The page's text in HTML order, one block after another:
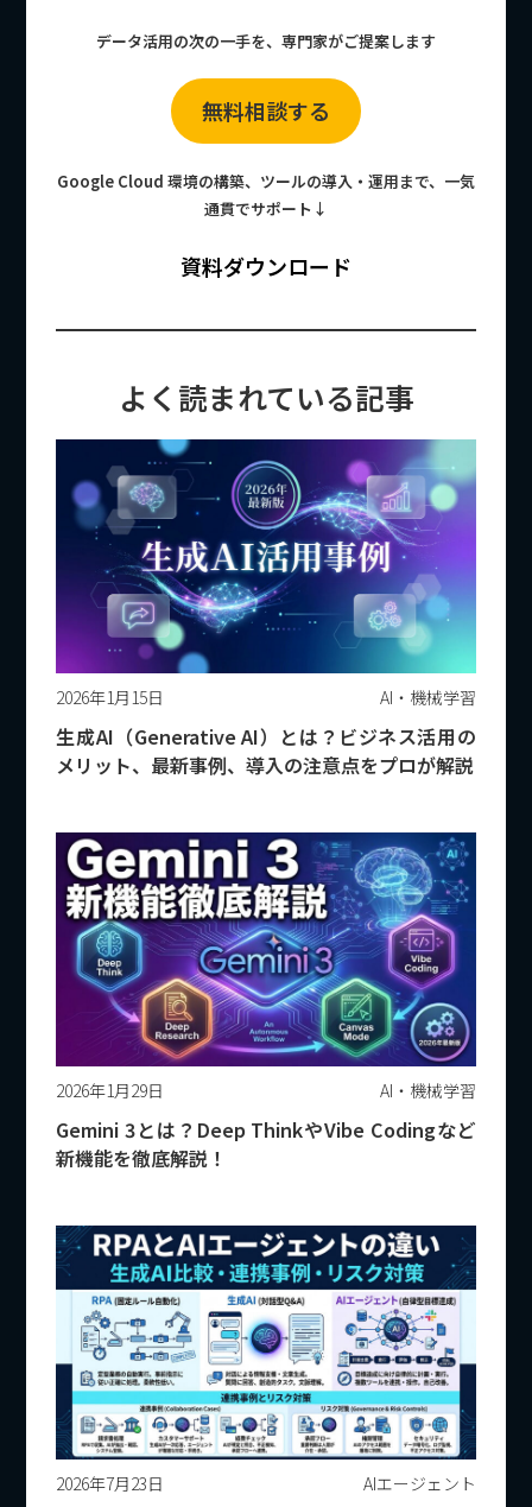
データ活用の次の一手を、専門家がご提案します
無料相談する
Google Cloud 環境の構築、ツールの導入・運用まで、一気
通貫でサポート↓
資料ダウンロード
よく読まれている記事
2026年1月15日 AI・機械学習
生成AI（Generative AI）とは？ビジネス活用の
メリット、最新事例、導入の注意点をプロが解説
2026年1月29日 AI・機械学習
Gemini 3とは？Deep ThinkやVibe Codingなど
新機能を徹底解説！
2026年7月23日 AIエージェント